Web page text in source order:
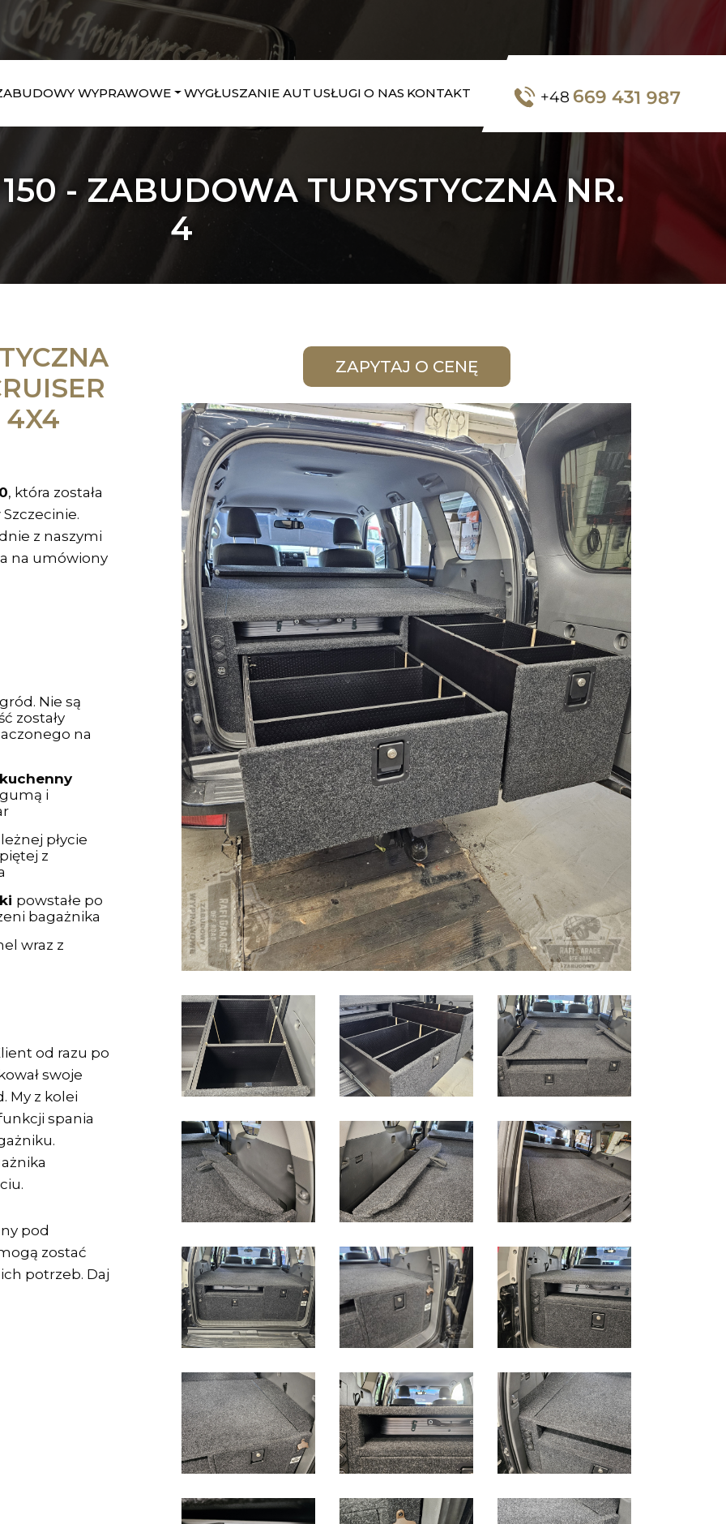
WYPRAWOWE WYGŁUSZANIE AUT USŁUGI O NAS KONTAKT +48669 431 987
- ZABUDOWA TURYSTYCZNA NR.
4
4X4
, która została
z naszymi
na umówiony
Nie są
zostały
na
i
płycie
z
powstałe po
bagażnika
wraz z
od razu po
swoje
My z kolei
spania
pod
zostać
potrzeb. Daj